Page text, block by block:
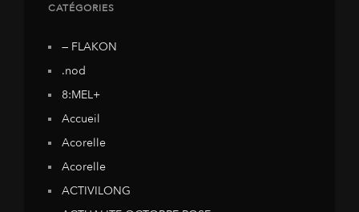
CATÉGORIES
— FLAKON
.nod
8:MEL+
Accueil
Acorelle
Acorelle
ACTIVILONG